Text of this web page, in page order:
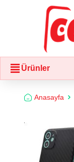
Ürünler
Anasayfa